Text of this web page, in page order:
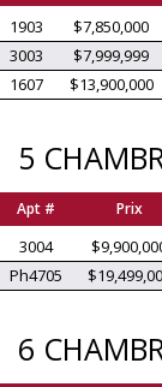
1903 $7,850,000
3003
$7,999,999
1607
$13,900,000
5
Apt # Prix
3004
Ph4705
6